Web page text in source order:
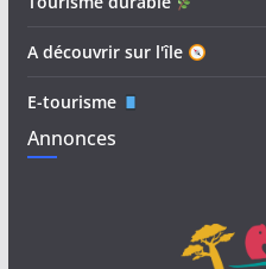
A découvrir sur l'île
E-tourisme
Annonces